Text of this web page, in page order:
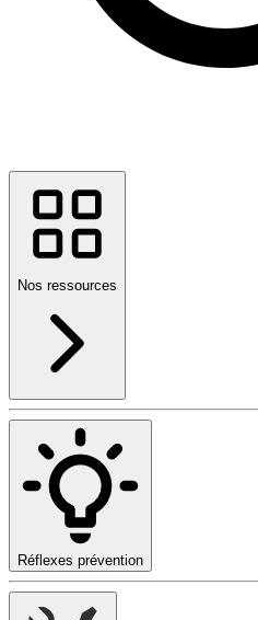
Nos ressources
Réflexes prévention